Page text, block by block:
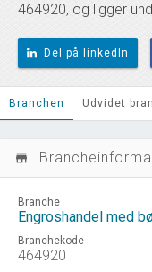
464920, og ligger
Del på linkedIn
Branchen Udvidet
store_mall_directory
Branche
Engroshandel med
Branchekode
464920